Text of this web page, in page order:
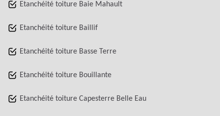
Etanchéité toiture Baie Mahault
Etanchéité toiture Baillif
Etanchéité toiture Basse Terre
Etanchéité toiture Bouillante
Etanchéité toiture Capesterre Belle Eau